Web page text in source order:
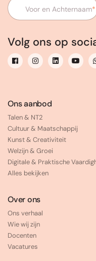
Voor en Achternaam*
Volg ons op
Ons aanbod
Talen & NT2
Cultuur & Maatschappij
Kunst & Creativiteit
Welzijn & Groei
Digitale & Praktische
Alles bekijken
Over ons
Ons verhaal
Wie wij zijn
Docenten
Vacatures